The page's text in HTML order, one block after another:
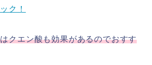
ク！
クエン酸も効果があるのでおすす